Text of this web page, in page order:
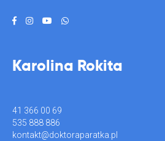
Karolina Rokita
41 366 00 69
535 888 886
kontakt@doktoraparatka.pl